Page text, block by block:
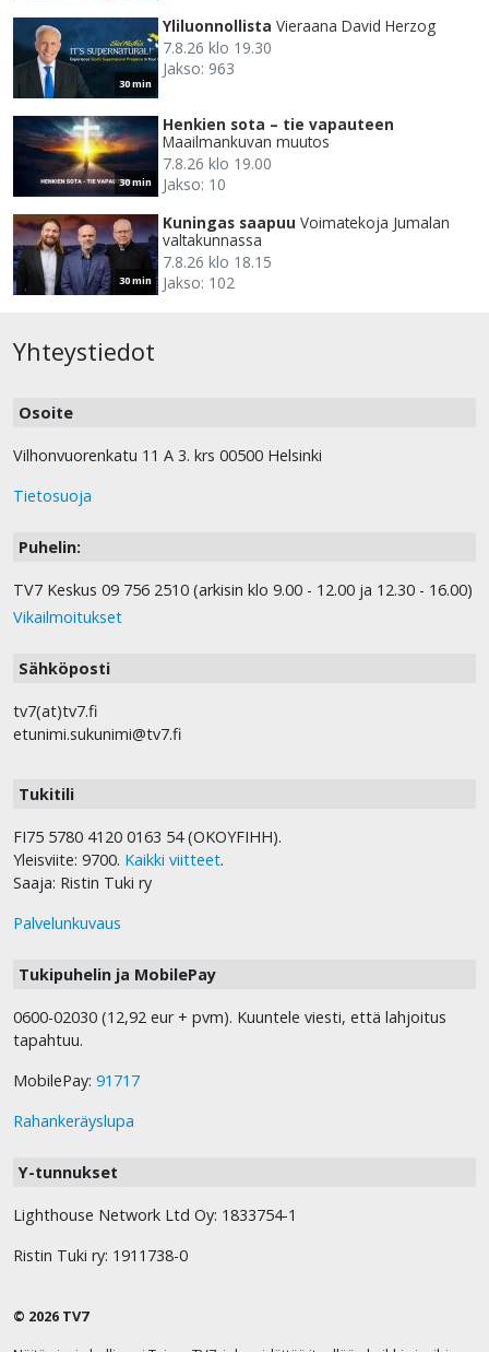
30 min
Yliluonnollista Vieraana David Herzog
7.8.26 klo 19.30
Jakso: 963
30 min
Henkien sota – tie vapauteen
Maailmankuvan muutos
7.8.26 klo 19.00
Jakso: 10
30 min
Kuningas saapuu Voimatekoja Jumalan
valtakunnassa
7.8.26 klo 18.15
Jakso: 102
Yhteystiedot
Osoite
Vilhonvuorenkatu 11 A 3. krs 00500 Helsinki
Tietosuoja
Puhelin:
TV7 Keskus 09 756 2510 (arkisin klo 9.00 - 12.00 ja 12.30 - 16.00)
Vikailmoitukset
Sähköposti
tv7(at)tv7.fi
etunimi.sukunimi@tv7.fi
Tukitili
FI75 5780 4120 0163 54 (OKOYFIHH).
Yleisviite: 9700. Kaikki viitteet.
Saaja: Ristin Tuki ry
Palvelunkuvaus
Tukipuhelin ja MobilePay
0600-02030 (12,92 eur + pvm). Kuuntele viesti, että lahjoitus
tapahtuu.
MobilePay: 91717
Rahankeräyslupa
Y-tunnukset
Lighthouse Network Ltd Oy: 1833754-1
Ristin Tuki ry: 1911738-0
© 2026 TV7